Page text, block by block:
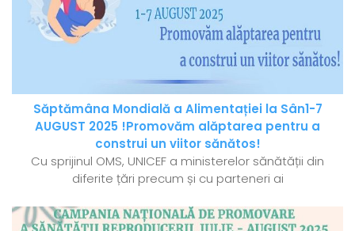
Săptămâna Mondială a Alimentației la Sân1-7
AUGUST 2025 !Promovăm alăptarea pentru a
construi un viitor sănătos!
Cu sprijinul OMS, UNICEF a ministerelor sănătății din
diferite țări precum și cu parteneri ai